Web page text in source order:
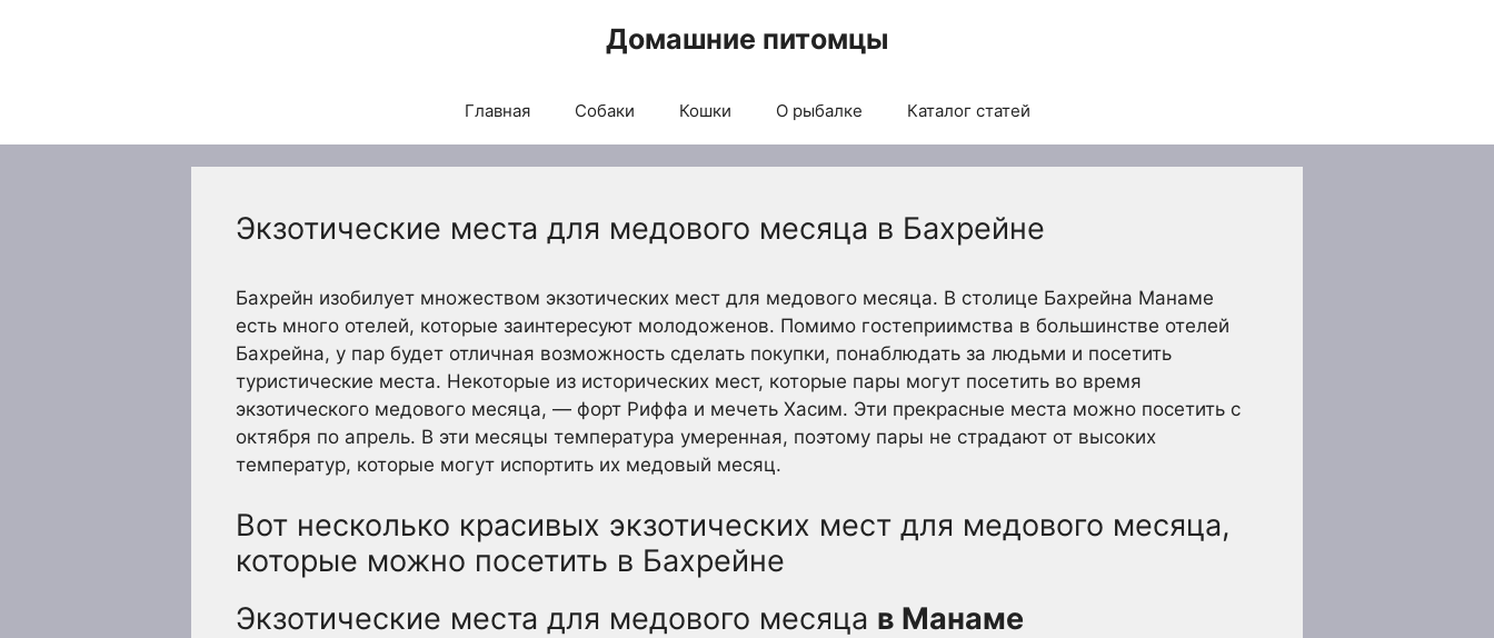
Домашние питомцы
Главная Собаки Кошки О рыбалке Каталог статей
Экзотические места для медового месяца в Бахрейне
Бахрейн изобилует множеством экзотических мест для медового месяца. В столице Бахрейна Манаме
есть много отелей, которые заинтересуют молодоженов. Помимо гостеприимства в большинстве отелей
Бахрейна, у пар будет отличная возможность сделать покупки, понаблюдать за людьми и посетить
туристические места. Некоторые из исторических мест, которые пары могут посетить во время
экзотического медового месяца, — форт Риффа и мечеть Хасим. Эти прекрасные места можно посетить с
октября по апрель. В эти месяцы температура умеренная, поэтому пары не страдают от высоких
температур, которые могут испортить их медовый месяц.
Вот несколько красивых экзотических мест для медового месяца,
которые можно посетить в Бахрейне
Экзотические места для медового месяца в Манаме